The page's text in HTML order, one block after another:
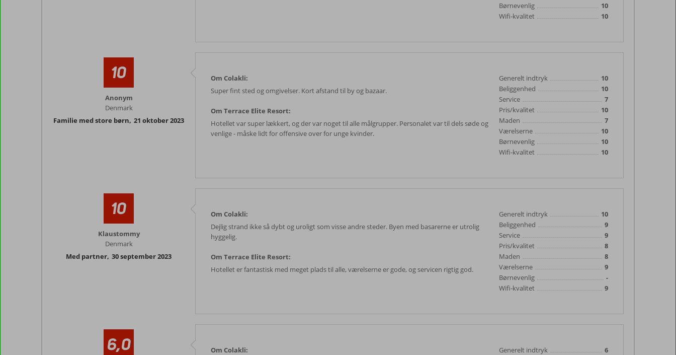
Børnevenlig
10
Wifi-kvalitet
10
10
Anonym
Denmark
Familie med store børn, 21 oktober 2023
Om Colakli:
Super fint sted og omgivelser. Kort afstand til by og bazaar.
Om Terrace Elite Resort:
Hotellet var super lækkert, og der var noget til alle målgrupper. Personalet var til dels søde og
venlige - måske lidt for offensive over for unge kvinder.
Generelt indtryk
10
Beliggenhed
10
Service
7
Pris/kvalitet
10
Maden
7
Værelserne
10
Børnevenlig
10
Wifi-kvalitet
10
10
Klaustommy
Denmark
Med partner, 30 september 2023
Om Colakli:
Dejlig strand ikke så dybt og uroligt som visse andre steder. Byen med basarerne er utrolig
hyggelig.
Om Terrace Elite Resort:
Hotellet er fantastisk med meget plads til alle, værelserne er gode, og servicen rigtig god.
Generelt indtryk
10
Beliggenhed
9
Service
9
Pris/kvalitet
8
Maden
8
Værelserne
9
Børnevenlig
-
Wifi-kvalitet
9
6,0
Om Colakli:
Generelt indtryk
6